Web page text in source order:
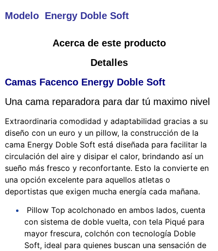
Modelo Energy Doble Soft
Acerca de este producto
Detalles
Camas Facenco Energy Doble Soft
Una cama reparadora para dar tú maximo nivel
Extraordinaria comodidad y adaptabilidad gracias a su
diseño con un euro y un pillow, la construcción de la
cama Energy Doble Soft está diseñada para facilitar la
circulación del aire y disipar el calor, brindando así un
sueño más fresco y reconfortante. Esto la convierte en
una opción excelente para aquellos atletas o
deportistas que exigen mucha energía cada mañana.
Pillow Top acolchonado en ambos lados, cuenta
con sistema de doble vuelta, con tela Piqué para
mayor frescura, colchón con tecnología Doble
Soft, ideal para quienes buscan una sensación de